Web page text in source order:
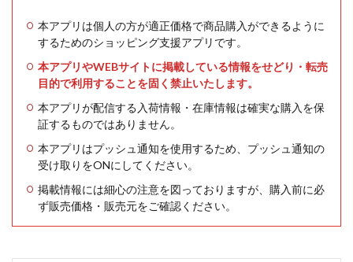
本アプリは個人の方が適正価格で商品購入ができるように
するためのショッピング支援アプリです。
本アプリやWEBサイトに掲載している情報をせどり・転売
目的で利用することを固く禁止いたします。
本アプリが配信する入荷情報・在庫情報は確実な購入を保
証するものではありません。
本アプリはプッシュ通知を使用するため、プッシュ通知の
受け取りをONにしてください。
掲載情報には細心の注意を図っておりますが、購入前に必
ず販売価格・販売元をご確認ください。